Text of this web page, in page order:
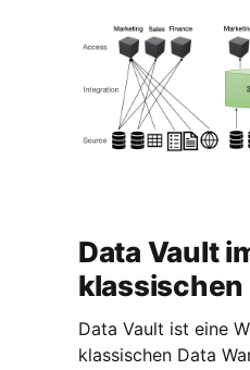
Data Vault
klassischen
Data Vault ist eine
klassischen Data